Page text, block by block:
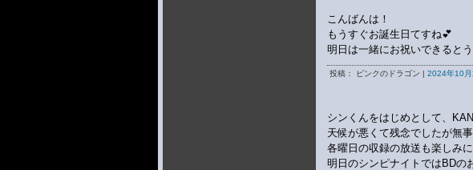
こんばんは！
もうすぐお誕生日てすね💕
明日は一緒にお祝いできると
投稿： ピンクのドラゴン | 2024年10
シンくんをはじめとして、
天候が悪くて残念でしたが無
各曜日の収録の放送も楽しみに
明日のシンピナイトではBDの